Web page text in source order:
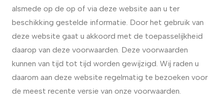
alsmede op de op of via deze website aan u ter
beschikking gestelde informatie. Door het gebruik van
deze website gaat u akkoord met de toepasselijkheid
daarop van deze voorwaarden. Deze voorwaarden
kunnen van tijd tot tijd worden gewijzigd. Wij raden u
daarom aan deze website regelmatig te bezoeken voor
de meest recente versie van onze voorwaarden.